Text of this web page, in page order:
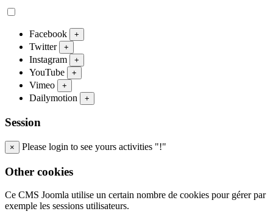
Facebook +
Twitter +
Instagram +
YouTube +
Vimeo +
Dailymotion +
Session
× Please login to see yours activities "!"
Other cookies
Ce CMS Joomla utilise un certain nombre de cookies pour gérer par
exemple les sessions utilisateurs.